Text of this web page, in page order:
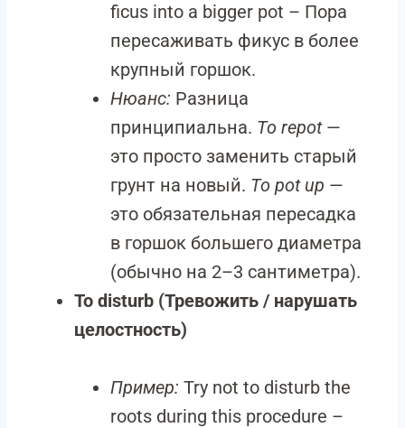
ficus into a bigger pot – Пора
пересаживать фикус в более
крупный горшок.
Нюанс: Разница
принципиальна. To repot—
это просто заменить старый
грунт на новый. To pot up —
это обязательная пересадка
в горшок большего диаметра
(обычно на 2–3 сантиметра).
To disturb (Тревожить / нарушать
целостность)
Пример: Try not to disturb the
roots during this procedure –